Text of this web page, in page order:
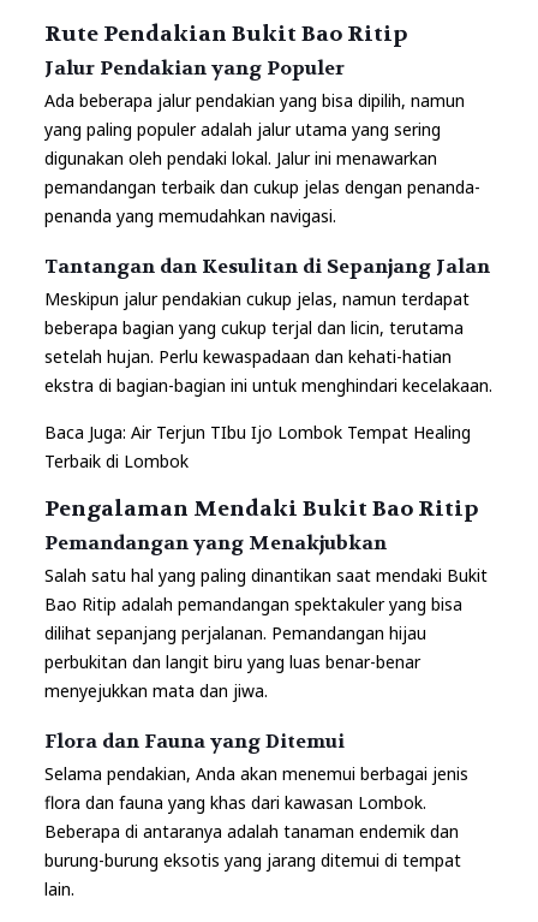
Rute Pendakian Bukit Bao Ritip
Jalur Pendakian yang Populer
Ada beberapa jalur pendakian yang bisa dipilih, namun
yang paling populer adalah jalur utama yang sering
digunakan oleh pendaki lokal. Jalur ini menawarkan
pemandangan terbaik dan cukup jelas dengan penanda-
penanda yang memudahkan navigasi.
Tantangan dan Kesulitan di Sepanjang Jalan
Meskipun jalur pendakian cukup jelas, namun terdapat
beberapa bagian yang cukup terjal dan licin, terutama
setelah hujan. Perlu kewaspadaan dan kehati-hatian
ekstra di bagian-bagian ini untuk menghindari kecelakaan.
Baca Juga: Air Terjun TIbu Ijo Lombok Tempat Healing
Terbaik di Lombok
Pengalaman Mendaki Bukit Bao Ritip
Pemandangan yang Menakjubkan
Salah satu hal yang paling dinantikan saat mendaki Bukit
Bao Ritip adalah pemandangan spektakuler yang bisa
dilihat sepanjang perjalanan. Pemandangan hijau
perbukitan dan langit biru yang luas benar-benar
menyejukkan mata dan jiwa.
Flora dan Fauna yang Ditemui
Selama pendakian, Anda akan menemui berbagai jenis
flora dan fauna yang khas dari kawasan Lombok.
Beberapa di antaranya adalah tanaman endemik dan
burung-burung eksotis yang jarang ditemui di tempat
lain.